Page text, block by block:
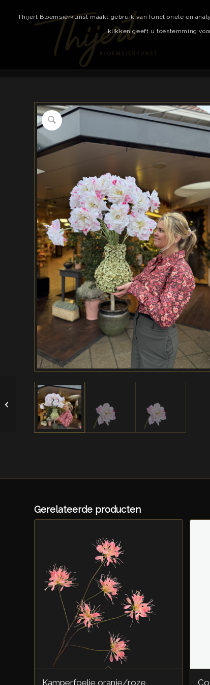
Gerelateerde producten
Kamperfoelie oranje/roze
Narcis met zalm hartje
Thijert Bloemsierkunst maakt gebruik van functionele en
klikken geeft u toestemming